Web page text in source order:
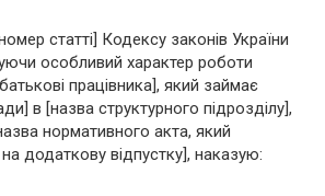
статті] Кодексу законів України
особливий характер роботи
працівника], який займає
в [назва структурного підрозділу],
нормативного акта, який
додаткову відпустку], наказую: